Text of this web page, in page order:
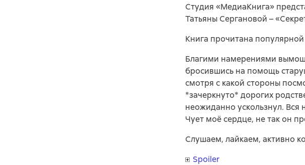
Студия «МедиаКнига»
Татьяны Сергановой –
Книга прочитана
Благими намерениями
бросившись на помощь
смотря с какой стороны
*зачеркнуто* дорогих
неожиданно ускользнул. Вся
Чует моё сердце, не так он
Слушаем, лайкаем, активно
Spoiler